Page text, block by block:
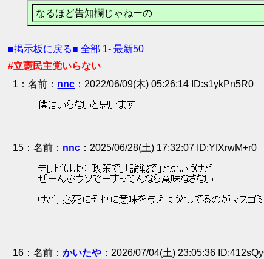
なるほど告知欄じゃねーの
■掲示板に戻る■ 全部 1- 最新50
#立憲民主党いらない
1 ： nnc 2022/06/09(木) 05:26:14 ID:s1ykPn5R0
僕はいらないと思います
15 ： nnc 2025/06/28(土) 17:32:07 ID:YfXrwM+r0
テレビはよく「政策で」「論戦で」とかいうけど
ぜーんぶウソでーすってんなら意味なさない
けど、必死にそれに意味を与えようとしてるのがマスゴ
16 ： かいたや 2026/07/04(土) 23:05:36